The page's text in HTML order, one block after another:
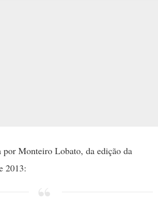
por Monteiro Lobato, da edição da
2013: